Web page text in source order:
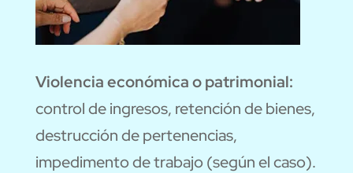
Violencia económica o patrimonial:
control de ingresos, retención de bienes,
destrucción de pertenencias,
impedimento de trabajo (según el caso).